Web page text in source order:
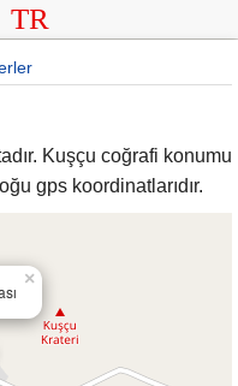
TR
Kuşçu coğrafi konumu
gps koordinatlarıdır.
×